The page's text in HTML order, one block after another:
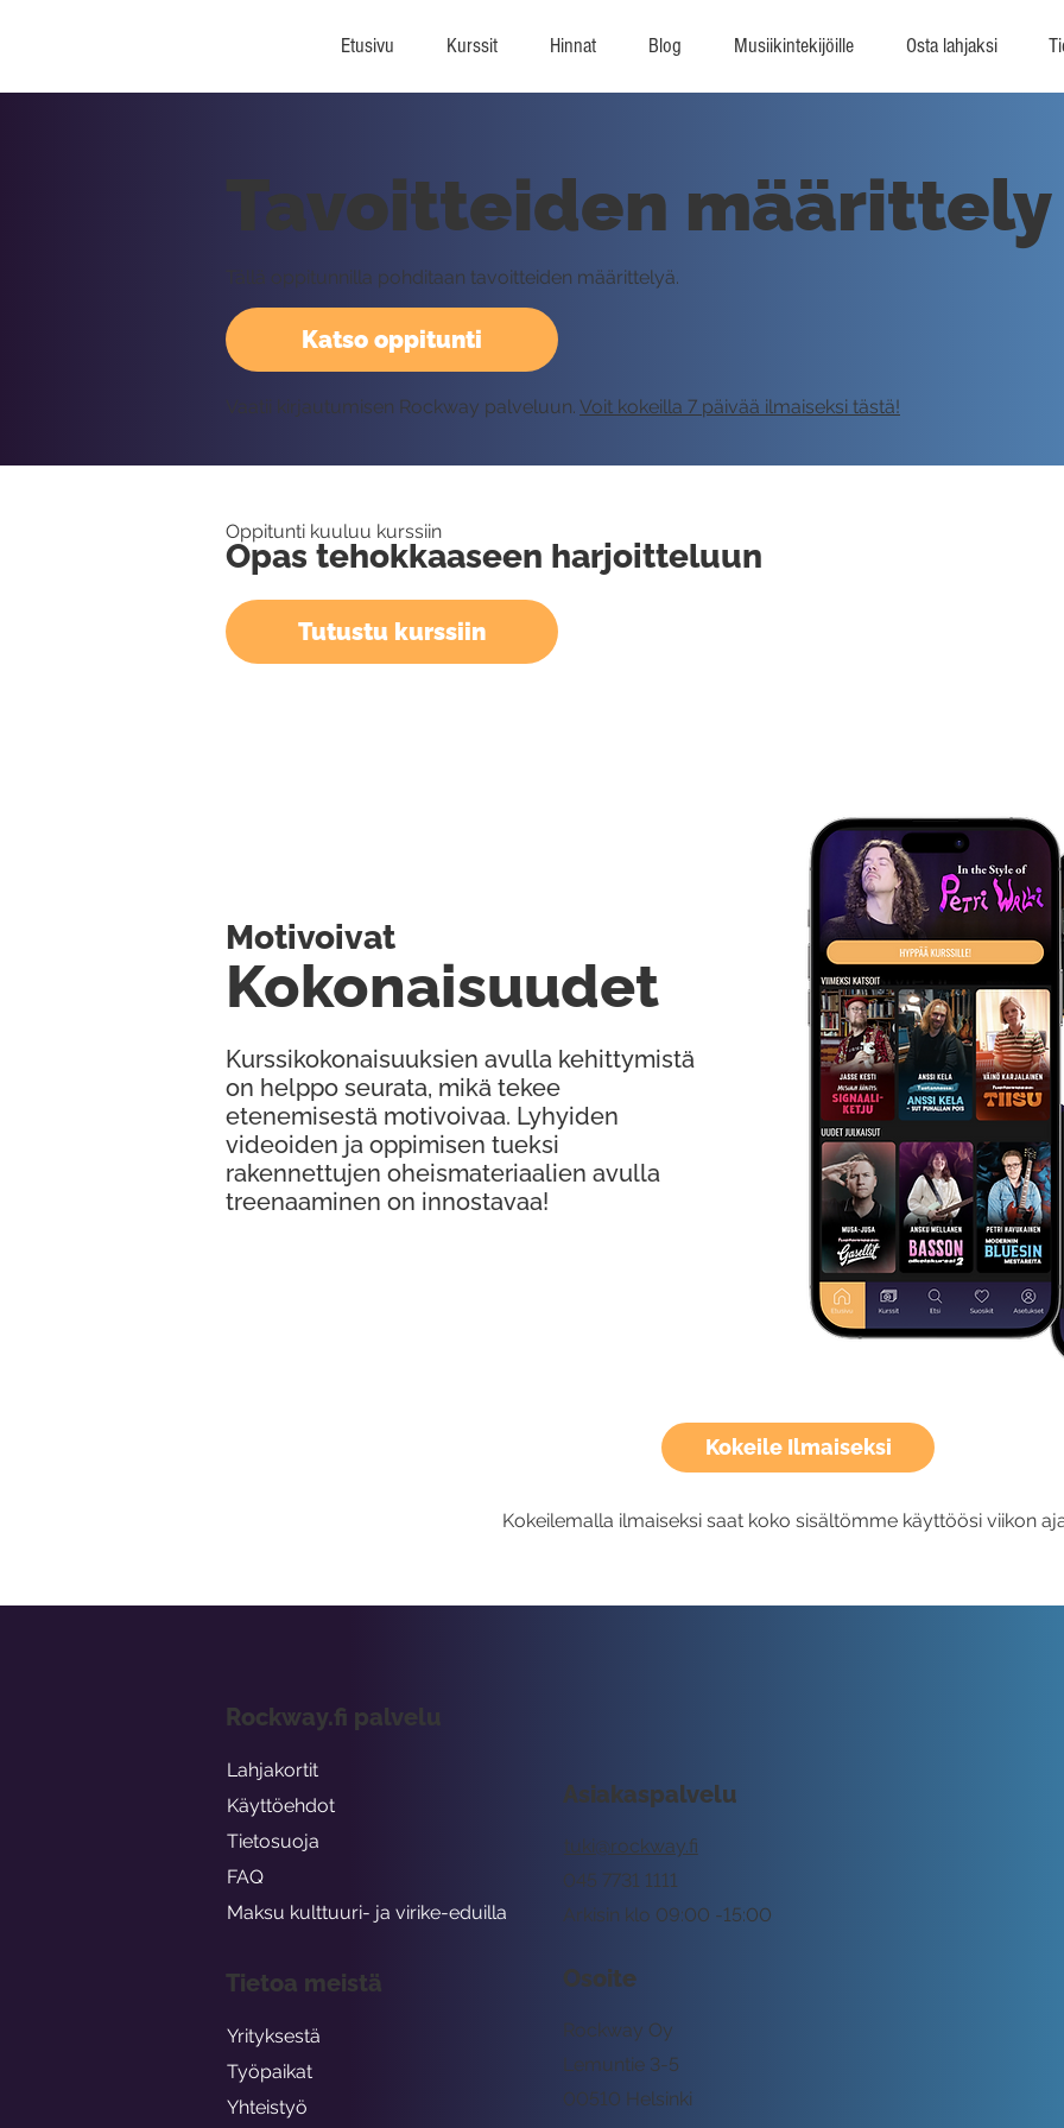
Etusivu Kurssit Hinnat Blog Musiikintekijöille Osta lahjaksi
Kokeile Ilmaiseksi
Kokeilemalla ilmaiseksi saat koko sisältömme käyttöösi viikon
Katso oppitunti
Tavoitteiden määrittely
Tällä oppitunnilla pohditaan tavoitteiden määrittelyä.
Vaatii kirjautumisen Rockway palveluun. Voit kokeilla 7 päivää ilmaiseksi tästä!
Oppitunti kuuluu kurssiin
Opas tehokkaaseen harjoitteluun
Tutustu kurssiin
Kurssikokonaisuuksien avulla kehittymistä
on helppo seurata, mikä tekee
etenemisestä motivoivaa. Lyhyiden
videoiden ja oppimisen tueksi
rakennettujen oheismateriaalien avulla
treenaaminen on innostavaa!
Kokonaisuudet
Motivoivat
Asiakaspalvelu
tuki@rockway.fi
Arkisin klo 09:00 -15:00
045 7731 1111
Osoite
Rockway Oy
Lemuntie 3-5
00510 Helsinki
Rockway.fi palvelu
Lahjakortit
Käyttöehdot
Tietosuoja
FAQ
Maksu kulttuuri- ja virike-eduilla
Tietoa meistä
Yrityksestä
Työpaikat
Yhteistyö